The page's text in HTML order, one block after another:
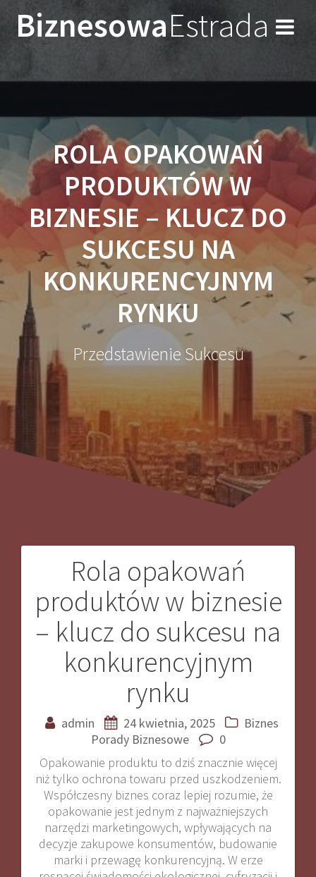
do
treści
BiznesowaEstrada
ROLA OPAKOWAŃ
PRODUKTÓW W
BIZNESIE – KLUCZ DO
SUKCESU NA
KONKURENCYJNYM
RYNKU
Przedstawienie Sukcesu
Rola opakowań
produktów w biznesie
– klucz do sukcesu na
konkurencyjnym
rynku
admin 24 kwietnia, 2025
Biznes
Porady Biznesowe
0
Opakowanie produktu to dziś znacznie więcej
niż tylko ochrona towaru przed uszkodzeniem.
Współczesny biznes coraz lepiej rozumie, że
opakowanie jest jednym z najważniejszych
narzędzi marketingowych, wpływających na
decyzje zakupowe konsumentów, budowanie
marki i przewagę konkurencyjną. W erze
Nawigacja
wpisu